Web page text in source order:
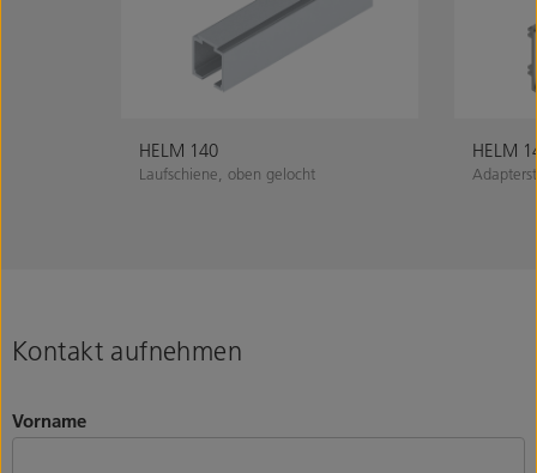
HELM 140
Laufschiene, oben gelocht
HELM
Kontakt aufnehmen
Vorname